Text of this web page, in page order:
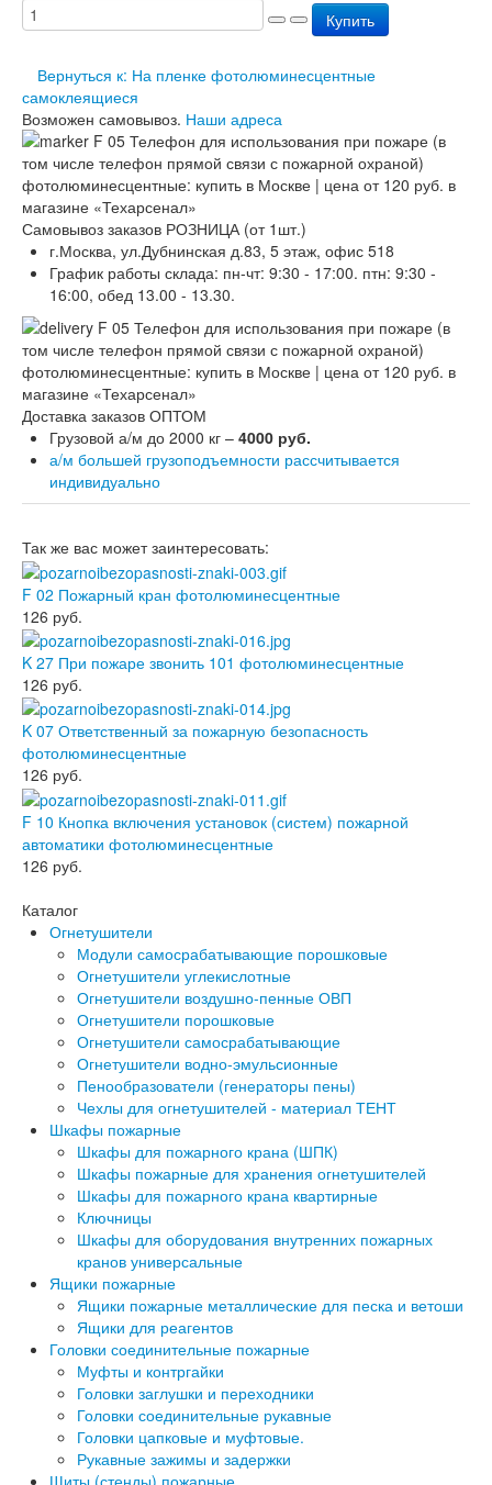
Купить
Вернуться к: На пленке фотолюминесцентные
самоклеящиеся
Возможен самовывоз. Наши адреса
Самовывоз заказов РОЗНИЦА (от 1шт.)
г.Москва, ул.Дубнинская д.83, 5 этаж, офис 518
График работы склада: пн-чт: 9:30 - 17:00. птн: 9:30 -
16:00, обед 13.00 - 13.30.
Доставка заказов ОПТОМ
Грузовой а/м до 2000 кг – 4000 руб.
а/м большей грузоподъемности рассчитывается
индивидуально
Так же вас может заинтересовать:
F 02 Пожарный кран фотолюминесцентные
126 руб.
K 27 При пожаре звонить 101 фотолюминесцентные
126 руб.
K 07 Ответственный за пожарную безопасность
фотолюминесцентные
126 руб.
F 10 Кнопка включения установок (систем) пожарной
автоматики фотолюминесцентные
126 руб.
Каталог
Огнетушители
Модули самосрабатывающие порошковые
Огнетушители углекислотные
Огнетушители воздушно-пенные ОВП
Огнетушители порошковые
Огнетушители самосрабатывающие
Огнетушители водно-эмульсионные
Пенообразователи (генераторы пены)
Чехлы для огнетушителей - материал ТЕНТ
Шкафы пожарные
Шкафы для пожарного крана (ШПК)
Шкафы пожарные для хранения огнетушителей
Шкафы для пожарного крана квартирные
Ключницы
Шкафы для оборудования внутренних пожарных
кранов универсальные
Ящики пожарные
Ящики пожарные металлические для песка и ветоши
Ящики для реагентов
Головки соединительные пожарные
Муфты и контргайки
Головки заглушки и переходники
Головки соединительные рукавные
Головки цапковые и муфтовые.
Рукавные зажимы и задержки
Щиты (стенды) пожарные